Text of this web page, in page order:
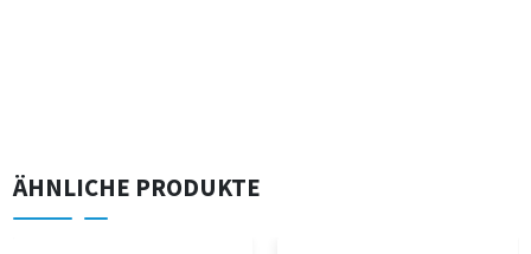
ÄHNLICHE PRODUKTE